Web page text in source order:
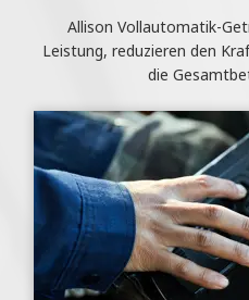
Allison Vollautomatik-
Leistung, reduzieren den
die